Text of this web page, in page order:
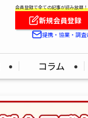
会員登録で全ての記事が読み放題！
新規会員登録
提携・協業・調
コラム